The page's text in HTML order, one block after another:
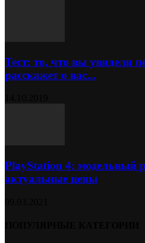
Тест: то, что вы увидели
расскажет о вас...
PlayStation 4: модельный
актуальные цены